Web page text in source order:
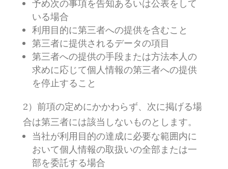
予め次の事項を告知あるいは公表をして
いる場合
利用目的に第三者への提供を含むこと
第三者に提供されるデータの項目
第三者への提供の手段または方法本人の
求めに応じて個人情報の第三者への提供
を停止すること
2）前項の定めにかかわらず、次に掲げる場
合は第三者には該当しないものとします。
当社が利用目的の達成に必要な範囲内に
おいて個人情報の取扱いの全部または一
部を委託する場合